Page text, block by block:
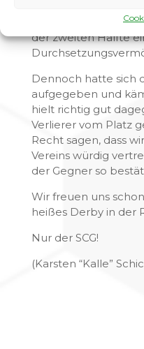
hatte diese zu
der zweiten Hälfte
Dennoch hatte sich
aufgegeben und
hielt richtig gut
Verlierer vom Platz
Recht sagen, dass
Vereins würdig
der Gegner so
Wir freuen uns
heißes Derby in der
Nur der SCG!
(Karsten “Kalle”